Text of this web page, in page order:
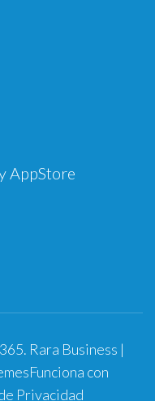
. Rara Business |
Funciona con
Privacidad